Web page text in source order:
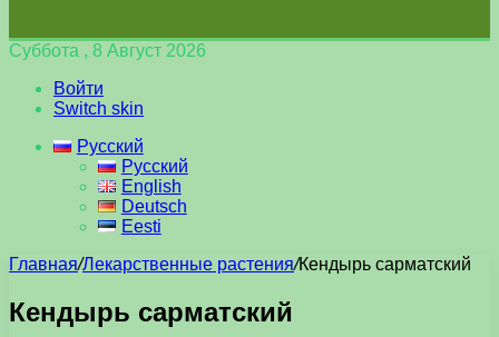
Суббота , 8 Август 2026
Войти
Switch skin
Русский
Русский
English
Deutsch
Eesti
Главная/Лекарственные растения/Кендырь сарматский
Кендырь сарматский